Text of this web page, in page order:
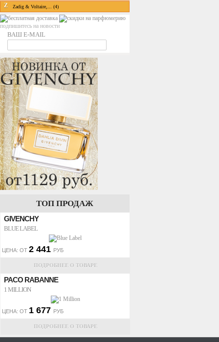
Z Zadig & Voltaire,... (4)
подпишитесь на новости
ВАШ E-MAIL
ТОП ПРОДАЖ
GIVENCHY
BLUE LABEL
ЦЕНА: ОТ 2 441 РУБ
ПОДРОБНЕЕ О ТОВАРЕ
PACO RABANNE
1 MILLION
ЦЕНА: ОТ 1 677 РУБ
ПОДРОБНЕЕ О ТОВАРЕ